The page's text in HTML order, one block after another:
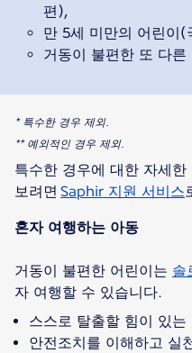
편),
만 5세 미만의 어린이
거동이 불편한 또 다른
* 특수한 경우 제외.
** 예외적인 경우 제외.
특수한 경우에 대한 자세
보려면 Saphir 지원 서비스
혼자 여행하는 아동
거동이 불편한 어린이는 솔
스스로 탈출할 힘이 있는
안전조치를 이해하고 실